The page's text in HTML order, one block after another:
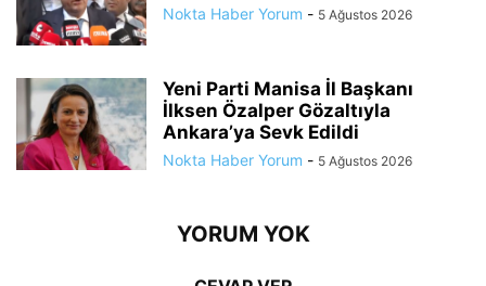
Nokta Haber Yorum - 5 Ağustos 2026
Yeni Parti Manisa İl Başkanı
İlksen Özalper Gözaltıyla
Ankara’ya Sevk Edildi
Nokta Haber Yorum - 5 Ağustos 2026
YORUM YOK